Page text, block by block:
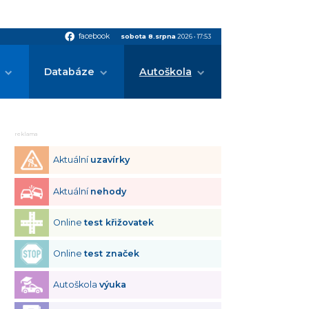
facebook facebook sobota 8.srpna 2026•17:53
Databáze Autoškola
reklama
Aktuální uzavírky
Aktuální nehody
Onlinetest křižovatek
Onlinetest značek
Autoškolavýuka